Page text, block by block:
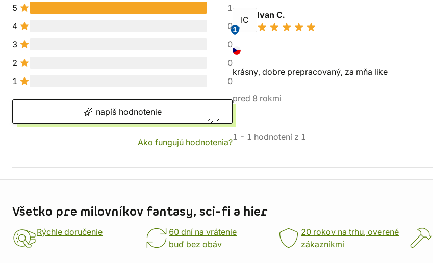
5
1
4
0
3
0
2
0
1
0
napíš hodnotenie
Ako fungujú hodnotenia?
IC
1
Ivan C.
krásny, dobre prepracovaný, za mňa like
pred 8 rokmi
1 - 1 hodnotení z 1
Všetko pre milovníkov fantasy, sci-fi a hier
Rýchle doručenie
60 dní na vrátenie
buď bez obáv
20 rokov na trhu, overené
zákazníkmi